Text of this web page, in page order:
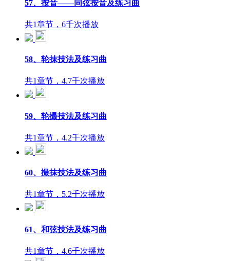
57、按音——同弦按音及练习曲
共1章节，6千次播放
58、轮抹技法及练习曲
共1章节，4.7千次播放
59、轮撮技法及练习曲
共1章节，4.2千次播放
60、撮抹技法及练习曲
共1章节，5.2千次播放
61、和弦技法及练习曲
共1章节，4.6千次播放